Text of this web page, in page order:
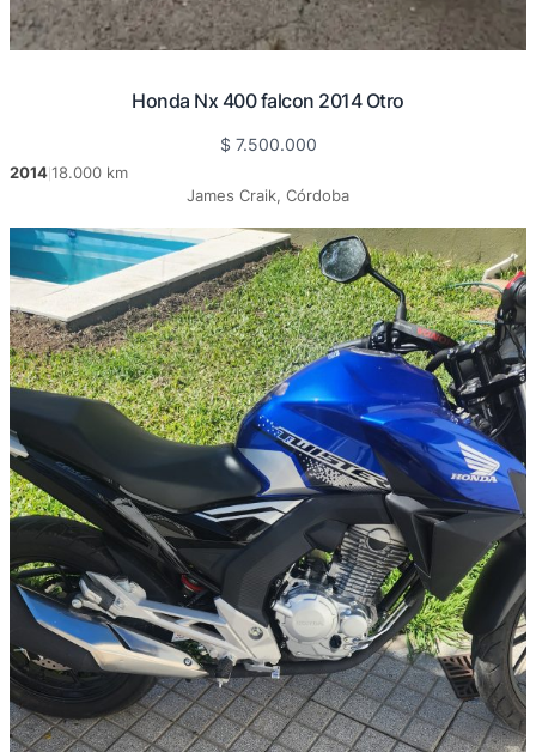
Honda Nx 400 falcon 2014 Otro
$ 7.500.000
201418.000 km
James Craik, Córdoba